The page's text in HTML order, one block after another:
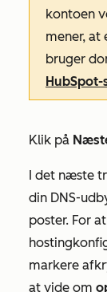
kontoen
mener, at
bruger
Klik på
I det næste
din DNS-
poster. For
markere
at vide om